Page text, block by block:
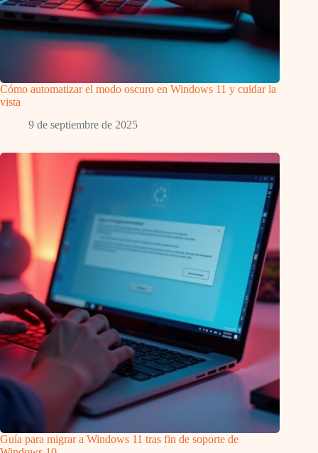
Cómo automatizar el modo oscuro en Windows 11 y cuidar la
vista
9 de septiembre de 2025
Guía para migrar a Windows 11 tras fin de soporte de